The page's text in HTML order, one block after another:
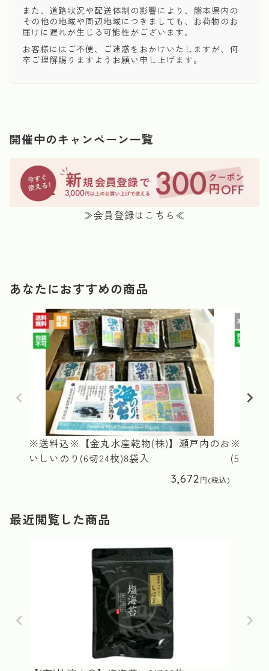
また、道路状況や配送体制の影響により、熊本県内の
その他の地域や周辺地域につきましても、お荷物のお
届けに遅れが生じる可能性がございます。
お客様にはご不便、ご迷惑をおかけいたしますが、何
卒ご理解賜りますようお願い申し上げます。
開催中のキャンペーン一覧
≫会員登録はこちら≪
あなたにおすすめの商品
※送料込※【金丸水産乾物(株)】瀬戸内のお
いしいのり(6切24枚)8袋入
3,672
※冷凍※
最近閲覧した商品